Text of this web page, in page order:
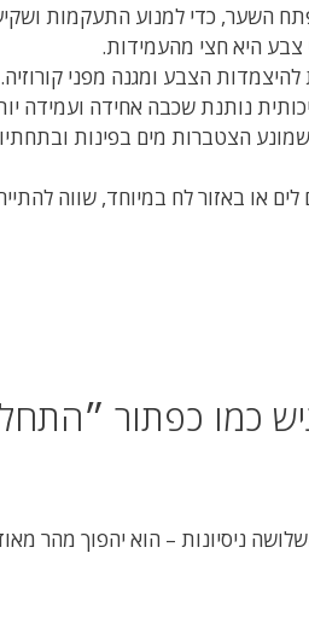
השער, כדי למנוע התעקמות
צבע היא חצי מהעמידות.
הצבע ומגנה מפני קורוזיה.
נותנת שכבה אחידה ועמידה
שמונע הצטברות מים בפינות
או באזור לח במיוחד, שווה
כמו כפתור
ניסיונות – הוא יהפוך מהר